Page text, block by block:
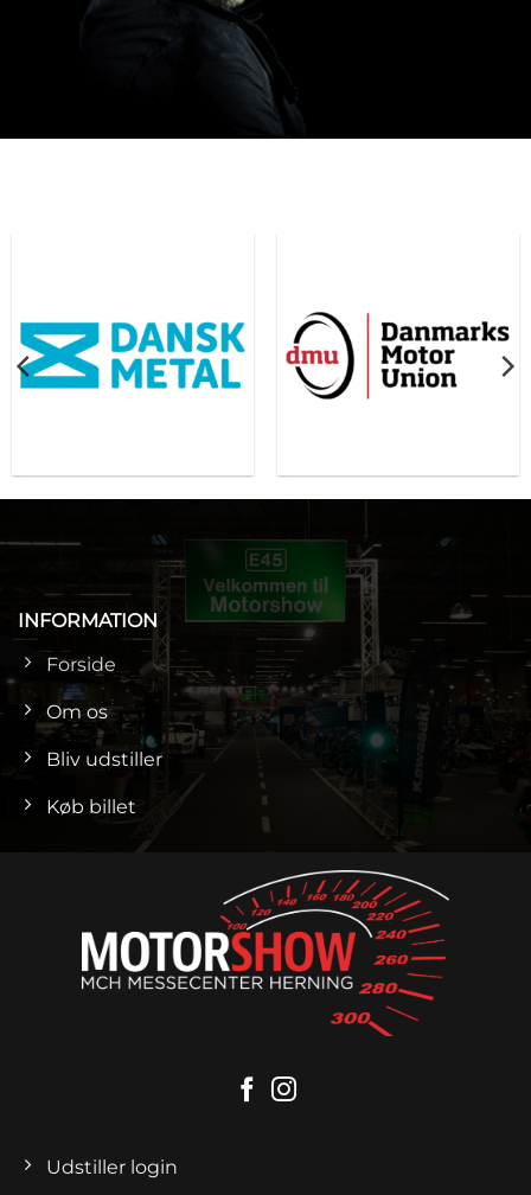
INFORMATION
Forside
Om os
Bliv udstiller
Køb billet
Udstiller login